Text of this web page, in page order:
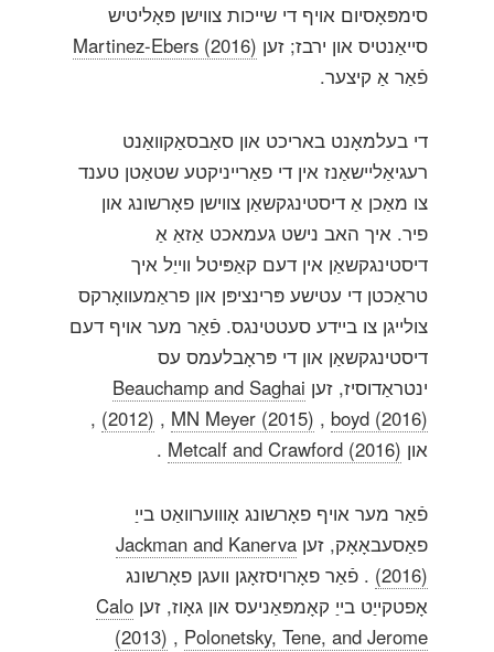
סימפּאָסיום אויף די שייכות צווישן פּאָליטיש
סייאַנטיס און ירבז; זען Martinez-Ebers (2016)
פֿאַר אַ קיצער.
די בעלמאָנט באריכט און סאַבסאַקוואַנט
רעגיאַליישאַנז אין די פאַרייניקטע שטאַטן טענד
צו מאַכן אַ דיסטינגקשאַן צווישן פאָרשונג און
פיר. איך האב נישט געמאכט אַזאַ אַ
דיסטינגקשאַן אין דעם קאַפּיטל ווייַל איך
טראַכטן די עטישע פּרינציפּן און פראַמעוואָרקס
צולייגן צו ביידע סעטטינגס. פֿאַר מער אויף דעם
דיסטינגקשאַן און די פּראָבלעמס עס
ינטראַדוסיז, זען Beauchamp and Saghai
(2012) , MN Meyer (2015) , boyd (2016)
,
און Metcalf and Crawford (2016)
.
פֿאַר מער אויף פאָרשונג אָוווערוואַט בייַ
פאַסעבאָאָק, זען Jackman and Kanerva
(2016) . פֿאַר פאָרויסזאָגן וועגן פאָרשונג
אָפטקייַט בייַ קאָמפּאַניעס און גאָוז, זען Calo
(2013) , Polonetsky, Tene, and Jerome